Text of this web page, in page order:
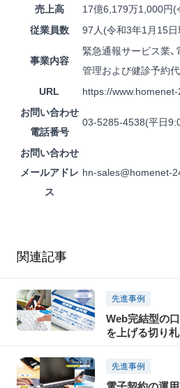
売上高
17億6,179万1,000円(
従業員数
97人(令和3年1月15日
事業内容
緊急通報サービス業
管理および健診予約
URL
https://
お問い合わせ
電話番号
03-5285-4538(平日
お問い合わせ
メールアドレ
ス
hn-sales@homenet-
関連記事
先進事例
Web完結型の
を上げる切り
先進事例